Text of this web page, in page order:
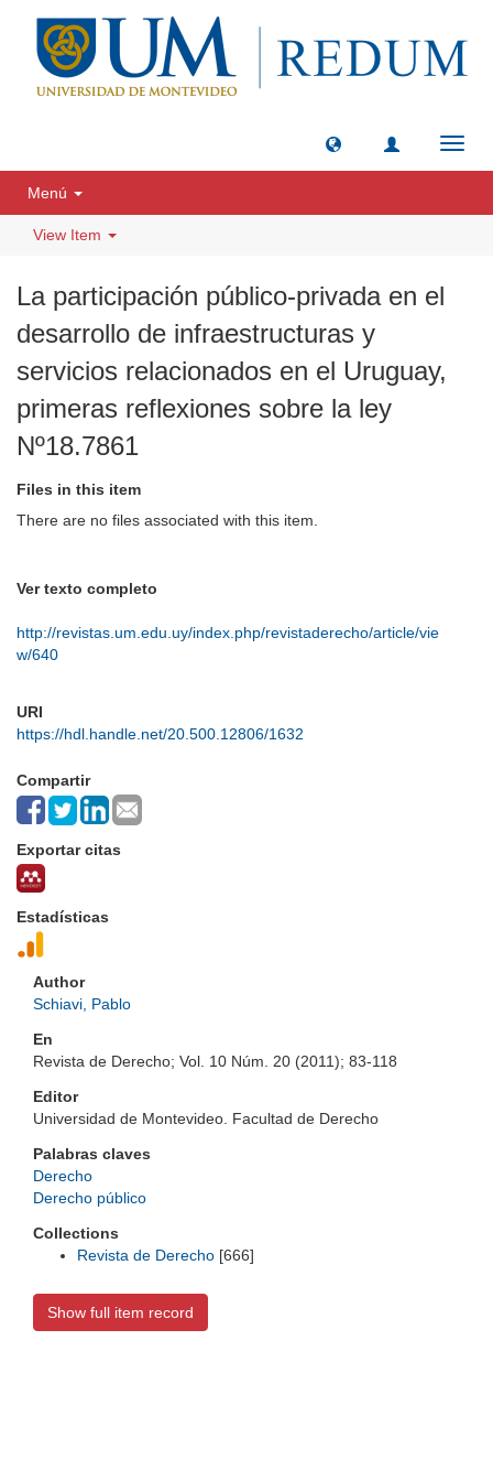
Menú
View Item
La participación público-privada en el
desarrollo de infraestructuras y
servicios relacionados en el Uruguay,
primeras reflexiones sobre la ley
Nº18.7861
Files in this item
There are no files associated with this item.
Ver texto completo
http://revistas.um.edu.uy/index.php/revistaderecho/article/vie
w/640
URI
https://hdl.handle.net/20.500.12806/1632
Compartir
Exportar citas
Estadísticas
Author
Schiavi, Pablo
En
Revista de Derecho; Vol. 10 Núm. 20 (2011); 83-118
Editor
Universidad de Montevideo. Facultad de Derecho
Palabras claves
Derecho
Derecho público
Collections
Revista de Derecho [666]
Show full item record